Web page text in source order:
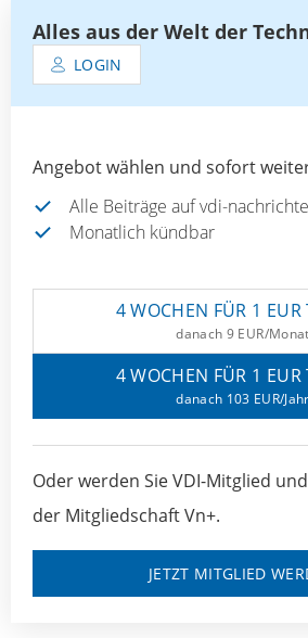
Alles aus der Welt der
LOGIN
Angebot wählen und sofort
Alle Beiträge auf vdi-
Monatlich kündbar
4 WOCHEN FÜR 1 EUR
danach 9 EUR/Monat
4 WOCHEN FÜR 1 EUR
danach 103 EUR/Jahr
Oder werden Sie VDI-Mitglied
der Mitgliedschaft Vn+.
JETZT MITGLIED